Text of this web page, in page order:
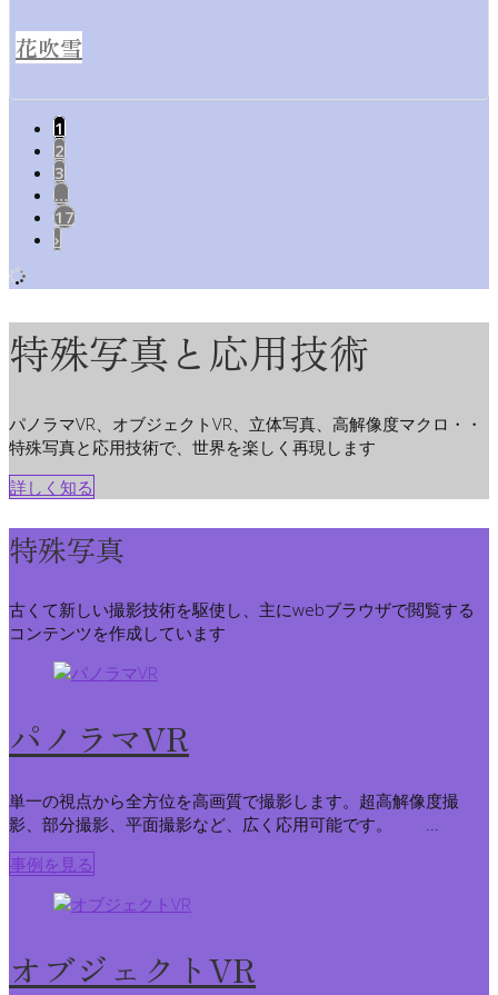
花吹雪
1
2
3
…
17
›
特殊写真と応用技術
パノラマVR、オブジェクトVR、立体写真、高解像度マクロ・・
特殊写真と応用技術で、世界を楽しく再現します
詳しく知る
特殊写真
古くて新しい撮影技術を駆使し、主にwebブラウザで閲覧する
コンテンツを作成しています
パノラマVR
単一の視点から全方位を高画質で撮影します。超高解像度撮
影、部分撮影、平面撮影など、広く応用可能です。 ...
事例を見る
オブジェクトVR